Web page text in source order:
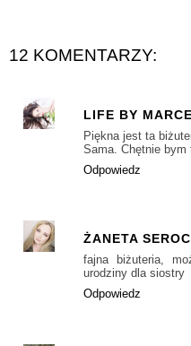
12 KOMENTARZY:
LIFE BY
Piękna jest ta
Sama. Chętnie bym
Odpowiedz
ŻANETA
fajna biżuteria,
urodziny dla siostry
Odpowiedz